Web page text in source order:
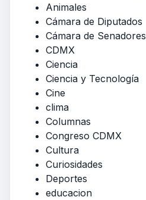
Animales
Cámara de Diputados
Cámara de Senadores
CDMX
Ciencia
Ciencia y Tecnología
Cine
clima
Columnas
Congreso CDMX
Cultura
Curiosidades
Deportes
educacion